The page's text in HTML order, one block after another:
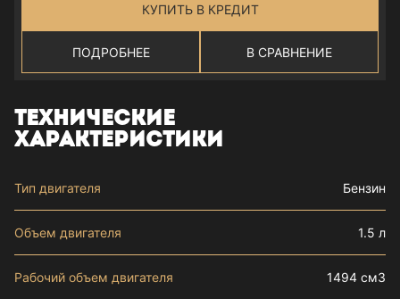
КУПИТЬ В КРЕДИТ
ПОДРОБНЕЕ В СРАВНЕНИЕ
ТЕХНИЧЕСКИЕ
ХАРАКТЕРИСТИКИ
Тип двигателя Бензин
Объем двигателя 1.5 л
Рабочий объем двигателя 1494 см3